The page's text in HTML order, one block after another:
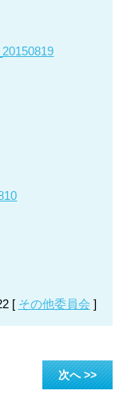
[ その他委員会 ]
次へ >>